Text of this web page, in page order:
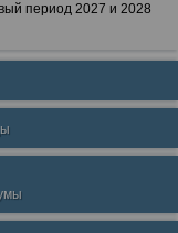
период 2027 и 2028